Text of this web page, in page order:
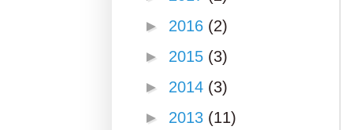
► 2016 (2)
► 2015 (3)
► 2014 (3)
► 2013 (11)